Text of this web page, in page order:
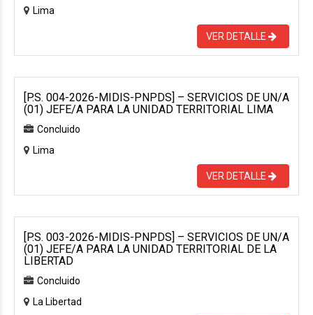
Lima
VER DETALLE
[P.S. 004-2026-MIDIS-PNPDS] – SERVICIOS DE UN/A
(01) JEFE/A PARA LA UNIDAD TERRITORIAL LIMA
Concluido
Lima
VER DETALLE
[P.S. 003-2026-MIDIS-PNPDS] – SERVICIOS DE UN/A
(01) JEFE/A PARA LA UNIDAD TERRITORIAL DE LA
LIBERTAD
Concluido
La Libertad